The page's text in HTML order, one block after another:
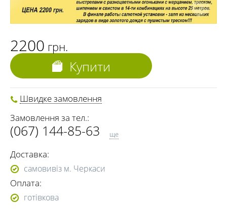
2200 грн.
Купити
Швидке замовлення
Замовлення за тел.:
(067) 144-85-63
ще
Доставка:
самовивіз м. Черкаси
Оплата:
готівкова